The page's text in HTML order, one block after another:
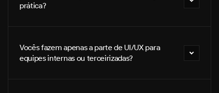
prática?
Vocês fazem apenas a parte de UI/UX para
equipes internas ou terceirizadas?